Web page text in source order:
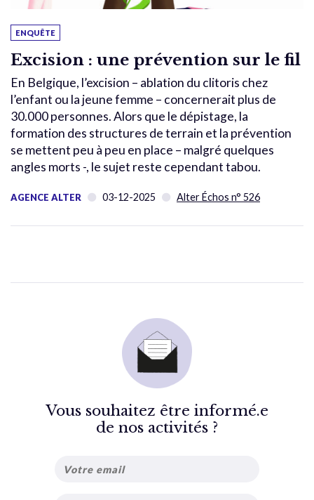
ENQUÊTE
Excision : une prévention sur le fil
En Belgique, l’excision – ablation du clitoris chez
l’enfant ou la jeune femme – concernerait plus de
30.000 personnes. Alors que le dépistage, la
formation des structures de terrain et la prévention
se mettent peu à peu en place – malgré quelques
angles morts -, le sujet reste cependant tabou.
AGENCE ALTER 03-12-2025 Alter Échos n° 526
Vous souhaitez être informé.e
de nos activités ?